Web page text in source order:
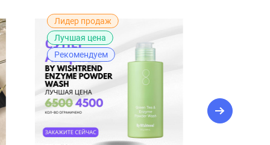
Лидер продаж
Лучшая цена
Рекомендуем